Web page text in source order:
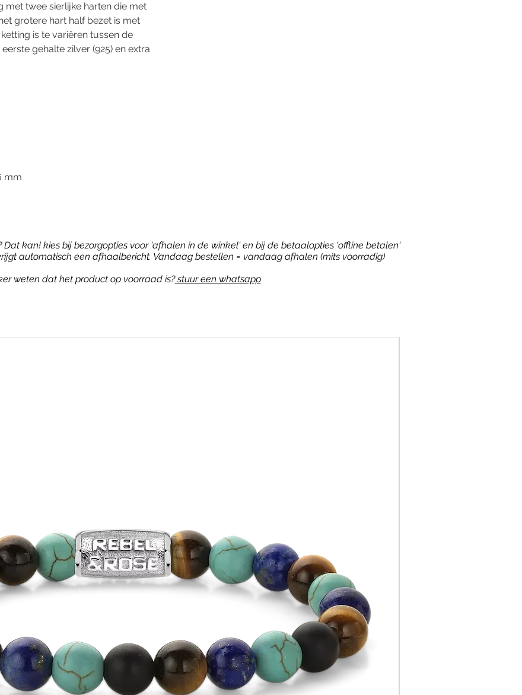
met twee sierlijke harten die met
grotere hart half bezet is met
is te variëren tussen de
gehalte zilver (925) en extra
mm
kan! kies bij bezorgopties voor 'afhalen in de winkel' en bij de betaalopties 'offline betalen'
automatisch een afhaalbericht. Vandaag bestellen = vandaag afhalen (mits voorradig)
weten dat het product op voorraad is?stuur een whatsapp